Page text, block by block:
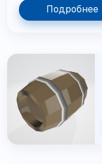
Подробнее